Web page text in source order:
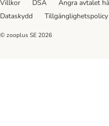
Villkor
DSA Ångra avtalet
Dataskydd
Tillgänglighetspolicy
© zooplus SE 2026